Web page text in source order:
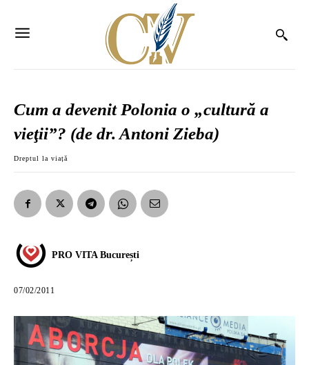
Cum a devenit Polonia o „cultură a
vieţii”? (de dr. Antoni Zieba)
Dreptul la viață
PRO VITA București
07/02/2011